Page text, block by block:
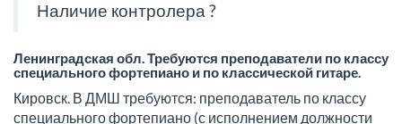
Наличие контролера ?
Ленинградская обл. Требуются преподаватели по классу
специального фортепиано и по классической гитаре.
Кировск. В ДМШ требуются: преподаватель по классу
специального фортепиано (с исполнением должности